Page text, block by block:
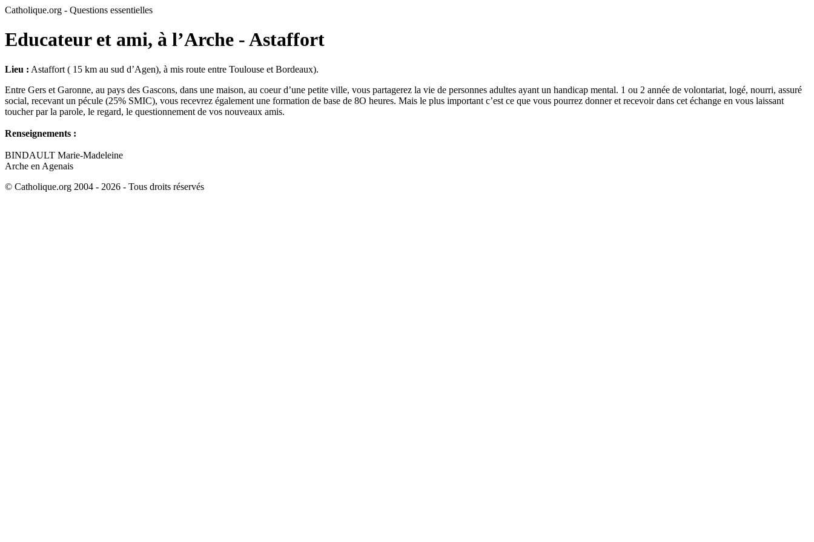
Catholique.org - Questions essentielles
Educateur et ami, à l’Arche - Astaffort
Lieu : Astaffort ( 15 km au sud d’Agen), à mis route entre Toulouse et Bordeaux).
Entre Gers et Garonne, au pays des Gascons, dans une maison, au coeur d’une petite ville, vous partagerez la vie de personnes adultes ayant un handicap mental. 1 ou 2 année de volontariat, logé, nourri, assuré
social, recevant un pécule (25% SMIC), vous recevrez également une formation de base de 8O heures. Mais le plus important c’est ce que vous pourrez donner et recevoir dans cet échange en vous laissant
toucher par la parole, le regard, le questionnement de vos nouveaux amis.
Renseignements :
BINDAULT Marie-Madeleine
Arche en Agenais
© Catholique.org 2004 - 2026 - Tous droits réservés